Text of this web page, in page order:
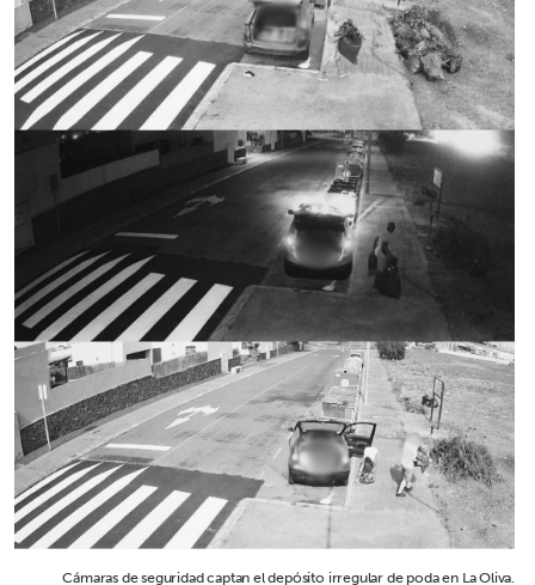
Cámaras de seguridad captan el depósito irregular de poda en La Oliva.